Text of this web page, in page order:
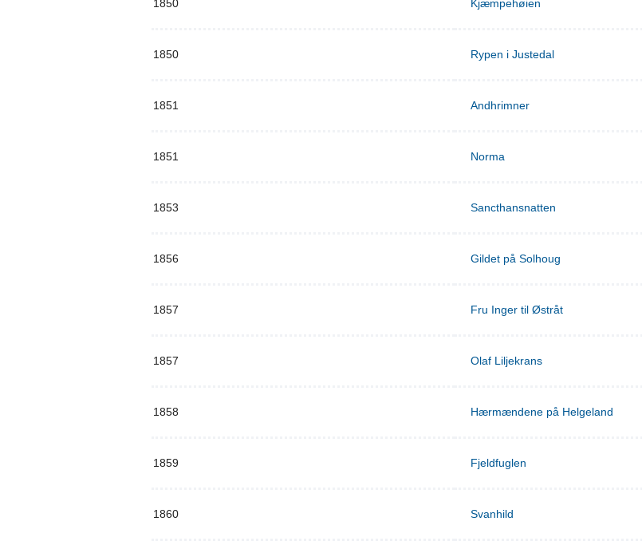
1850 Kjæmpehøien
1850 Rypen i Justedal
1851 Andhrimner
1851 Norma
1853 Sancthansnatten
1856 Gildet på Solhoug
1857 Fru Inger til Østråt
1857 Olaf Liljekrans
1858 Hærmændene på Helgeland
1859 Fjeldfuglen
1860 Svanhild